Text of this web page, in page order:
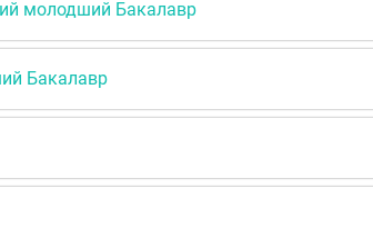
молодший Бакалавр
Бакалавр